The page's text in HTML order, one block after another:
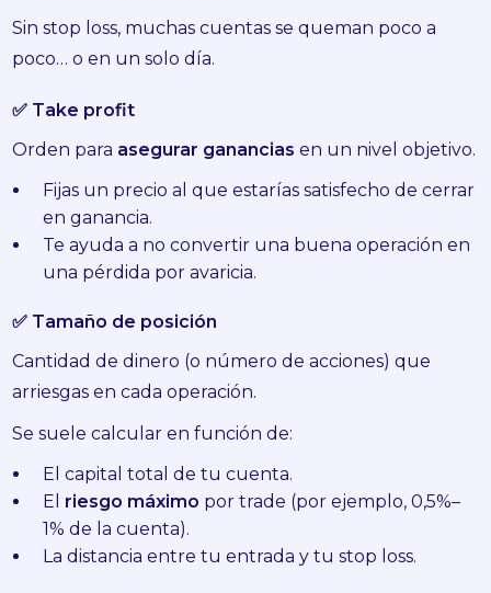
Sin stop loss, muchas cuentas se queman poco a
poco… o en un solo día.
✅ Take profit
Orden para asegurar ganancias en un nivel objetivo.
Fijas un precio al que estarías satisfecho de cerrar
en ganancia.
Te ayuda a no convertir una buena operación en
una pérdida por avaricia.
✅ Tamaño de posición
Cantidad de dinero (o número de acciones) que
arriesgas en cada operación.
Se suele calcular en función de:
El capital total de tu cuenta.
El riesgo máximo por trade (por ejemplo, 0,5%–
1% de la cuenta).
La distancia entre tu entrada y tu stop loss.